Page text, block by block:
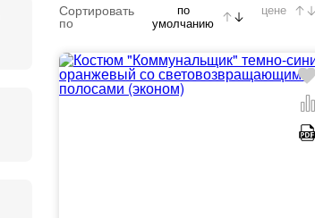
Сортировать
по
по
умолчанию
цене